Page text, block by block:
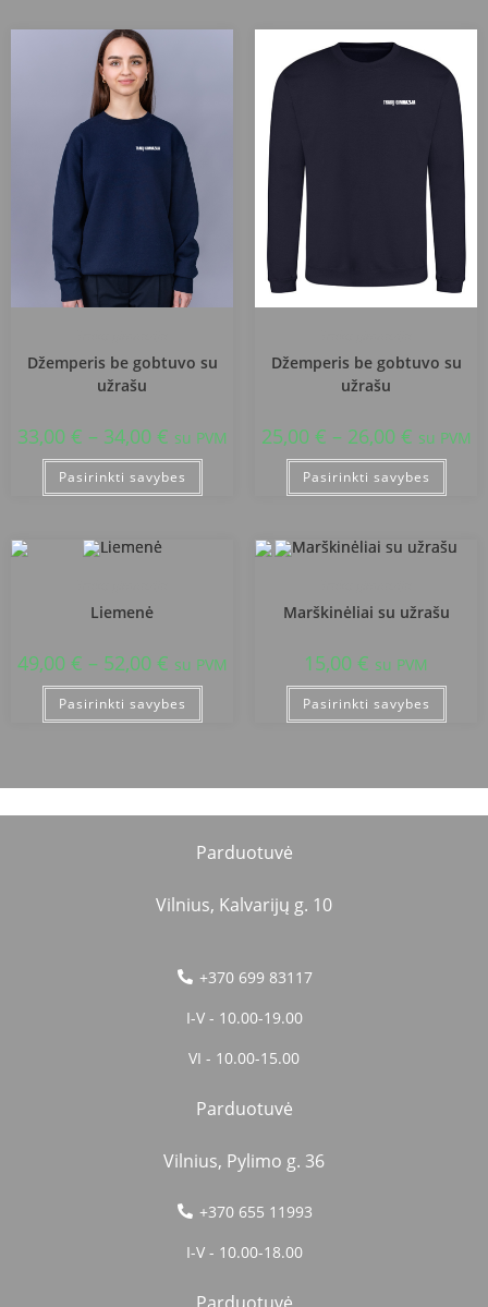
Džemperis be gobtuvo su
užrašu
33,00 € – 34,00 € su PVM
Pasirinkti savybes
Džemperis be gobtuvo su
užrašu
25,00 € – 26,00 € su PVM
Pasirinkti savybes
Liemenė
49,00 € – 52,00 € su PVM
Pasirinkti savybes
Marškinėliai su užrašu
15,00 € su PVM
Pasirinkti savybes
Parduotuvė
Vilnius, Kalvarijų g. 10
+370 699 83117
I-V - 10.00-19.00
VI - 10.00-15.00
Parduotuvė
Vilnius, Pylimo g. 36
+370 655 11993
I-V - 10.00-18.00